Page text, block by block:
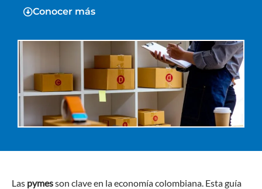
Conocer más
Las pymesson clave en la economía colombiana. Esta guía